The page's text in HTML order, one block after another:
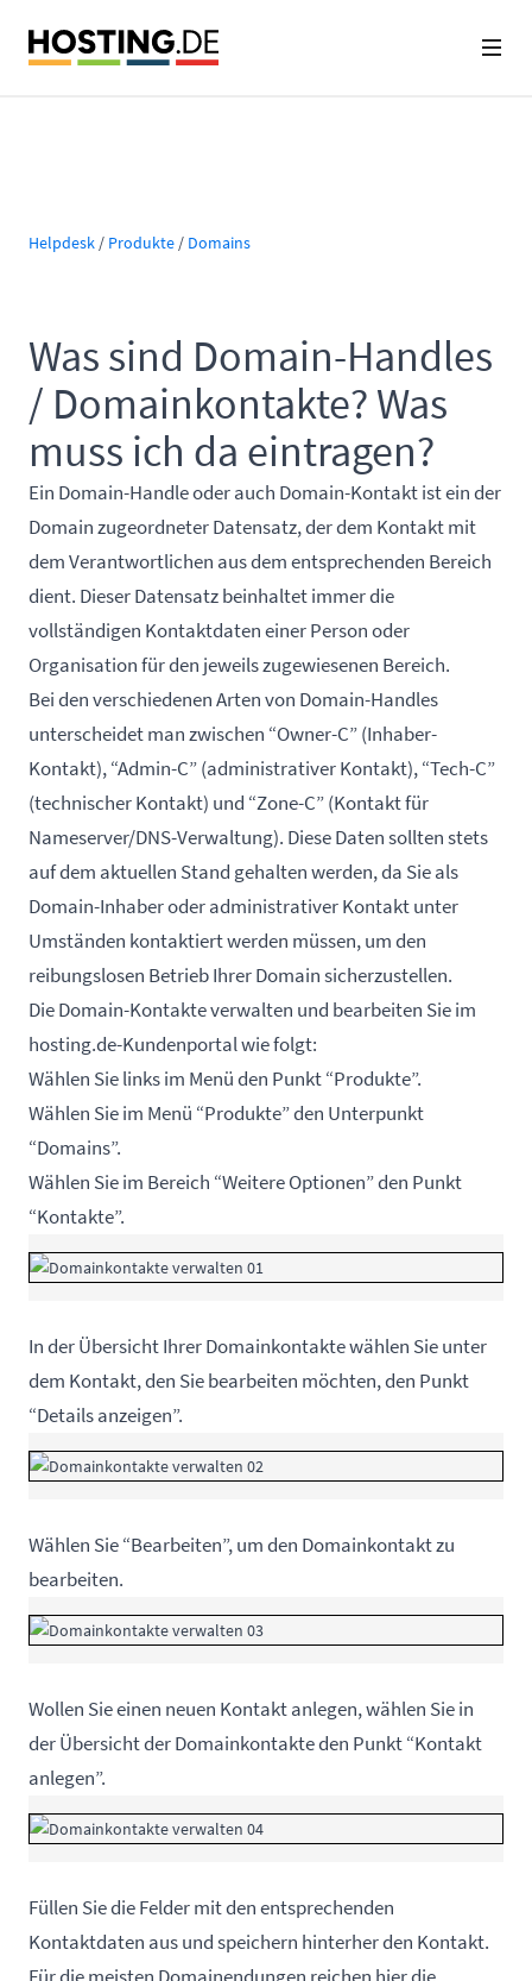
Helpdesk / Produkte / Domains
Was sind Domain-Handles
/ Domainkontakte? Was
muss ich da eintragen?
Ein Domain-Handle oder auch Domain-Kontakt ist ein der
Domain zugeordneter Datensatz, der dem Kontakt mit
dem Verantwortlichen aus dem entsprechenden Bereich
dient. Dieser Datensatz beinhaltet immer die
vollständigen Kontaktdaten einer Person oder
Organisation für den jeweils zugewiesenen Bereich.
Bei den verschiedenen Arten von Domain-Handles
unterscheidet man zwischen “Owner-C” (Inhaber-
Kontakt), “Admin-C” (administrativer Kontakt), “Tech-C”
(technischer Kontakt) und “Zone-C” (Kontakt für
Nameserver/DNS-Verwaltung). Diese Daten sollten stets
auf dem aktuellen Stand gehalten werden, da Sie als
Domain-Inhaber oder administrativer Kontakt unter
Umständen kontaktiert werden müssen, um den
reibungslosen Betrieb Ihrer Domain sicherzustellen.
Die Domain-Kontakte verwalten und bearbeiten Sie im
hosting.de-Kundenportal wie folgt:
Wählen Sie links im Menü den Punkt “Produkte”.
Wählen Sie im Menü “Produkte” den Unterpunkt
“Domains”.
Wählen Sie im Bereich “Weitere Optionen” den Punkt
“Kontakte”.
In der Übersicht Ihrer Domainkontakte wählen Sie unter
dem Kontakt, den Sie bearbeiten möchten, den Punkt
“Details anzeigen”.
Wählen Sie “Bearbeiten”, um den Domainkontakt zu
bearbeiten.
Wollen Sie einen neuen Kontakt anlegen, wählen Sie in
der Übersicht der Domainkontakte den Punkt “Kontakt
anlegen”.
Füllen Sie die Felder mit den entsprechenden
Kontaktdaten aus und speichern hinterher den Kontakt.